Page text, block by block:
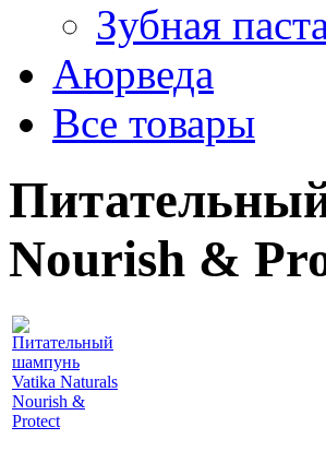
Зубная
Аюрведа
Все товары
Nourish &